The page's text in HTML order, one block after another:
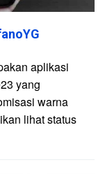
aplikasi
yang
warna
lihat status